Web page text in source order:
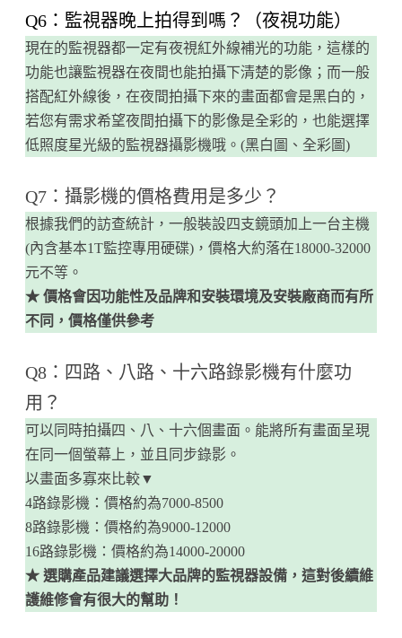
​Q6：監視器晚上拍得到嗎？（夜視功能）
現在的監視器都一定有夜視紅外線補光的功能，這樣的
功能也讓監視器在夜間也能拍攝下清楚的影像；而一般
搭配紅外線後，在夜間拍攝下來的畫面都會是黑白的，
若您有需求希望夜間拍攝下的影像是全彩的，也能選擇
低照度星光級的監視器攝影機哦。(黑白圖、全彩圖)
​Q7：攝影機的價格費用是多少？
根據我們的訪查統計，一般裝設四支鏡頭加上一台主機
(內含基本1T監控專用硬碟)，價格大約落在18000-32000
元不等。
★ 價格會因功能性及品牌和安裝環境及安裝廠商而有所
不同，價格僅供參考
Q8：四路、八路、十六路錄影機有什麼功
用？
可以同時拍攝四、八、十六個畫面。能將所有畫面呈現
在同一個螢幕上，並且同步錄影。
以畫面多寡來比較▼
4路錄影機：價格約為7000-8500
8路錄影機：價格約為9000-12000
16路錄影機：價格約為14000-20000
★ 選購產品建議選擇大品牌的監視器設備，這對後續維
護維修會有很大的幫助！